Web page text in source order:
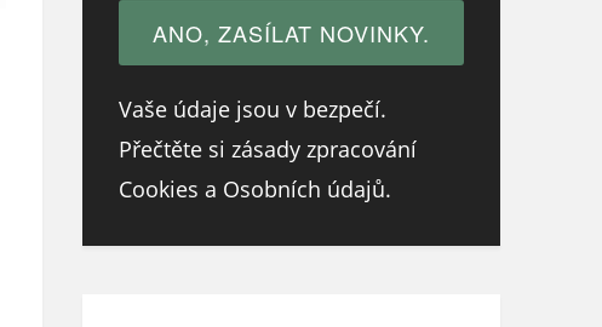
Vaše údaje jsou v bezpečí.
Přečtěte si zásady zpracování
Cookies a Osobních údajů.